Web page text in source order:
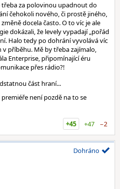
třeba za polovinou upadnout do
čehokoli nového, či prostě jiného,
docela často. O to víc je ale
dokázali, že levely vypadají „pořád
Halo tedy po dohrání vyvolává víc
příběhu. Mě by třeba zajímalo,
Enterprise, připomínající éru
přes rádio?!
část hraní...
premiéře není pozdě na to se
+45
+47 −2
Dohráno